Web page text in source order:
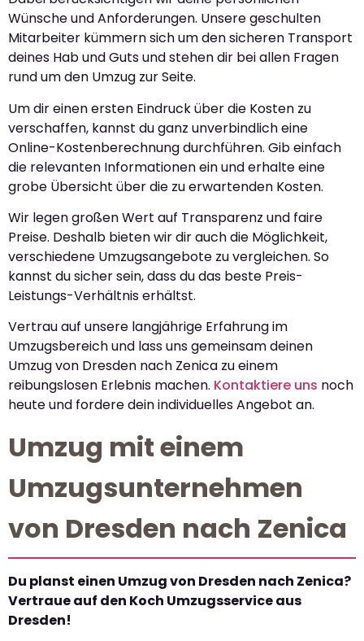
Wünsche und Anforderungen. Unsere geschulten
Mitarbeiter kümmern sich um den sicheren Transport
deines Hab und Guts und stehen dir bei allen Fragen
rund um den Umzug zur Seite.
Um dir einen ersten Eindruck über die Kosten zu
verschaffen, kannst du ganz unverbindlich eine
Online-Kostenberechnung durchführen. Gib einfach
die relevanten Informationen ein und erhalte eine
grobe Übersicht über die zu erwartenden Kosten.
Wir legen großen Wert auf Transparenz und faire
Preise. Deshalb bieten wir dir auch die Möglichkeit,
verschiedene Umzugsangebote zu vergleichen. So
kannst du sicher sein, dass du das beste Preis-
Leistungs-Verhältnis erhältst.
Vertrau auf unsere langjährige Erfahrung im
Umzugsbereich und lass uns gemeinsam deinen
Umzug von Dresden nach Zenica zu einem
reibungslosen Erlebnis machen. Kontaktiere uns noch
heute und fordere dein individuelles Angebot an.
Umzug mit einem
Umzugsunternehmen
von Dresden nach Zenica
Du planst einen Umzug von Dresden nach Zenica?
Vertraue auf den Koch Umzugsservice aus
Dresden!